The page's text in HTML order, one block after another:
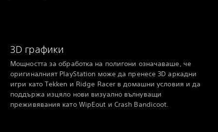
3D графики
Мощността за обработка на полигони означаваше, че
оригиналният PlayStation може да пренесе 3D аркадни
игри като Tekken и Ridge Racer в домашни условия и да
поддържа изцяло нови визуално вълнуващи
преживявания като WipEout и Crash Bandicoot.